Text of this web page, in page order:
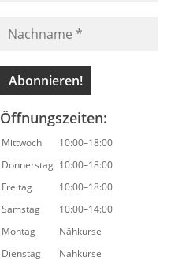
Öffnungszeiten:
Mittwoch
10:00–18:00
Donnerstag 10:00–18:00
Freitag
10:00–18:00
Samstag
10:00–14:00
Montag
Nähkurse
Dienstag
Nähkurse